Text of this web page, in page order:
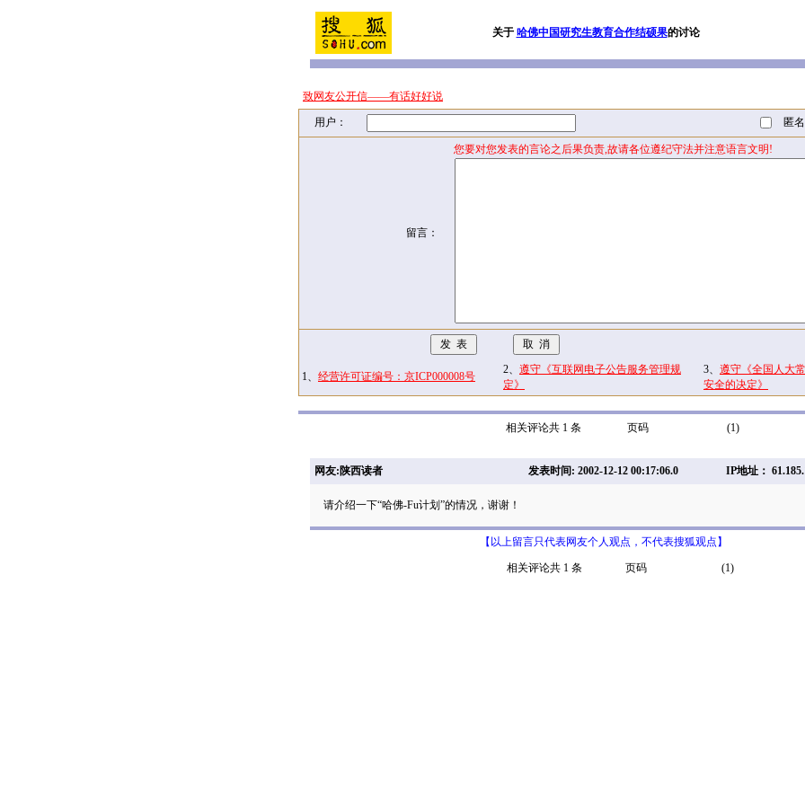
关于 哈佛中国研究生教育合作结硕果的讨论
致网友公开信——有话好好说
用户： 匿
留言：
您要对您发表的言论之后果负责,故请各位遵纪守法并注意语言文明!
1、 经营许可证编号：京ICP000008号
2、 遵守《互联网电子公告服务管理规
定》
3、 遵守《全国人大
安全的决定》
相关评论共 1 条 页码 (1)
网友:陕西读者 发表时间: 2002-12-12 00:17:06.0 IP地址：
请介绍一下“哈佛-Fu计划”的情况，谢谢！
【以上留言只代表网友个人观点，不代表搜狐观点】
相关评论共 1 条 页码 (1)